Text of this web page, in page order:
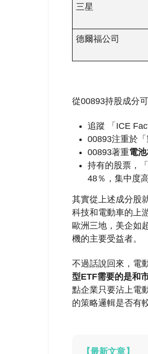
三星
德爾福公司
從00893持股成分
追蹤 「ICE
00893注重於
00893著重電
持有的股票，
48％，集中度高
其實從上述成分股
科技和電動車的上
歐洲三地，美企如
機的主要受益者。
不過話說回來，電
型ETF需要的是和
點企業只要沾上電
的策略邏輯是否有
【最新文章】